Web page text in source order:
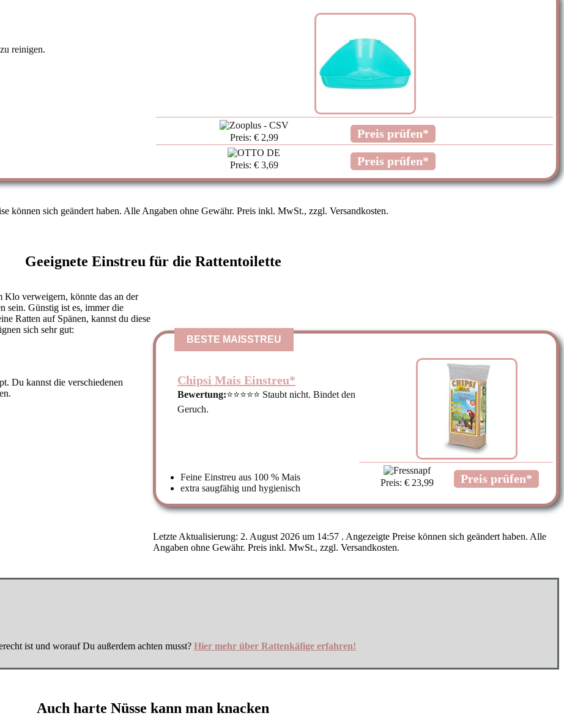
reinigen.
Preis: € 2,99 Preis prüfen*
Preis: € 3,69 Preis prüfen*
können sich geändert haben. Alle Angaben ohne Gewähr. Preis inkl. MwSt., zzgl. Versandkosten.
Geeignete Einstreu für die Rattentoilette
Klo verweigern, könnte das an der
sein. Günstig ist es, immer die
Ratten auf Spänen, kannst du diese
sich sehr gut:
Du kannst die verschiedenen
BESTE MAISSTREU
Chipsi Mais Einstreu*
Bewertung:⭐⭐⭐⭐⭐ Staubt nicht. Bindet den
Geruch.
Feine Einstreu aus 100 % Mais
extra saugfähig und hygienisch
Preis: € 23,99 Preis prüfen*
Letzte Aktualisierung: 2. August 2026 um 14:57 . Angezeigte Preise können sich geändert haben. Alle
Angaben ohne Gewähr. Preis inkl. MwSt., zzgl. Versandkosten.
ist und worauf Du außerdem achten musst? Hier mehr über Rattenkäfige erfahren!
Auch harte Nüsse kann man knacken